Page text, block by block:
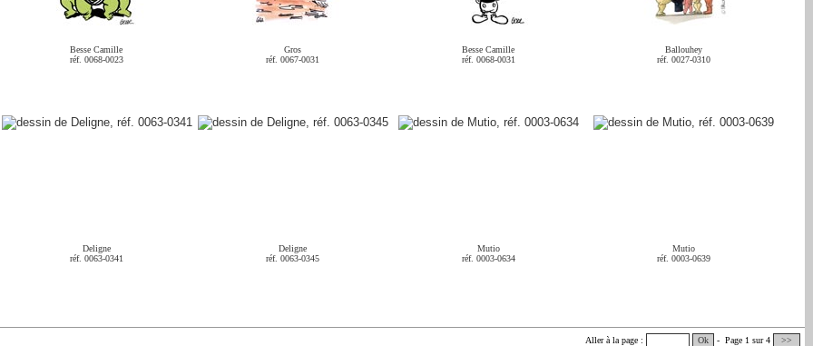
Besse Camille
réf. 0068-0023
Gros
réf. 0067-0031
Besse Camille
réf. 0068-0031
Ballouhey
réf. 0027-0310
Deligne
réf. 0063-0341
Deligne
réf. 0063-0345
Mutio
réf. 0003-0634
Mutio
réf. 0003-0639
Aller à la page : Ok - Page 1 sur 4 >>